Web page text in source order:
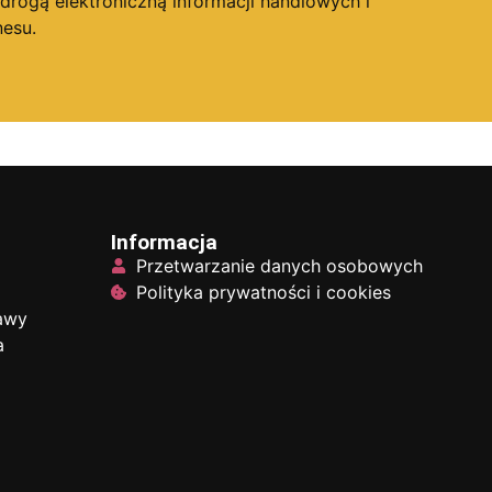
Informacja
Przetwarzanie danych osobowych
Polityka prywatności i cookies